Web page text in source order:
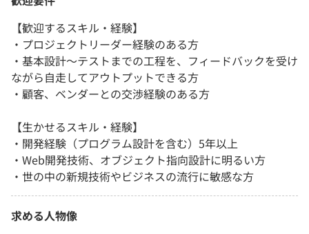
【歓迎するスキル・経験】
・プロジェクトリーダー経験のある方
・基本設計〜テストまでの工程を、フィードバックを受け
ながら自走してアウトプットできる方
・顧客、ベンダーとの交渉経験のある方
【生かせるスキル・経験】
・開発経験（プログラム設計を含む）5年以上
・Web開発技術、オブジェクト指向設計に明るい方
・世の中の新規技術やビジネスの流行に敏感な方
求める人物像